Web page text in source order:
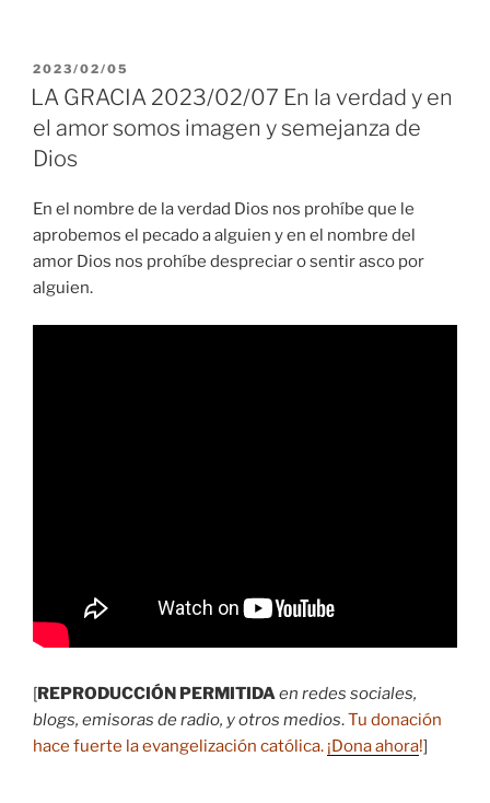
PUBLICADO
EL
2023/02/05
LA GRACIA 2023/02/07 En la verdad y en
el amor somos imagen y semejanza de
Dios
En el nombre de la verdad Dios nos prohíbe que le
aprobemos el pecado a alguien y en el nombre del
amor Dios nos prohíbe despreciar o sentir asco por
alguien.
[REPRODUCCIÓN PERMITIDA en redes sociales,
blogs, emisoras de radio, y otros medios.Tu donación
hace fuerte la evangelización católica. ¡Dona ahora!]